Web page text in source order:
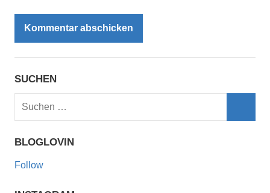
SUCHEN
Suchen
BLOGLOVIN
Follow